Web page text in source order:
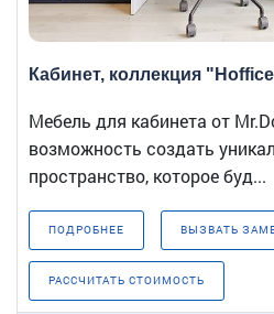
Кабинет, коллекция
Мебель для кабинета от
возможность создать
пространство, которое буд...
ПОДРОБНЕЕ ВЫЗВАТЬ
РАССЧИТАТЬ СТОИМОСТЬ